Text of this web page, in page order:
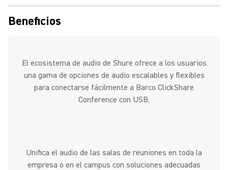
Beneficios
El ecosistema de audio de Shure ofrece a los usuarios
una gama de opciones de audio escalables y flexibles
para conectarse fácilmente a Barco ClickShare
Conference con USB.
Unifica el audio de las salas de reuniones en toda la
empresa o en el campus con soluciones adecuadas